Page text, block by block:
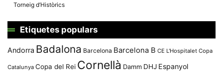
Torneig d’Històrics
Etiquetes populars
Andorra Badalona Barcelona Barcelona B CE L'Hospitalet Copa
Catalunya Copa del Rei Cornellà Damm DHJ Espanyol